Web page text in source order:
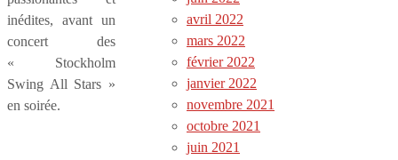
inédites, avant un
concert des
« Stockholm
Swing All Stars »
en soirée.
avril 2022
mars 2022
février 2022
janvier 2022
novembre 2021
octobre 2021
juin 2021